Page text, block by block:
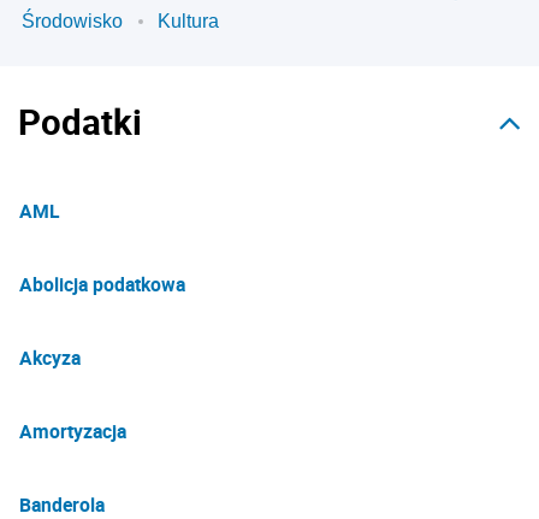
Środowisko
Kultura
Podatki
AML
Abolicja podatkowa
Akcyza
Amortyzacja
Banderola